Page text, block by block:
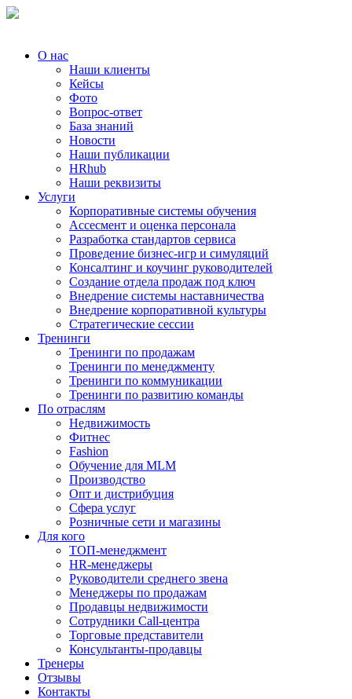
О нас
Наши клиенты
Кейсы
Фото
Вопрос-ответ
База знаний
Новости
Наши публикации
HRhub
Наши реквизиты
Услуги
Корпоративные системы обучения
Ассесмент и оценка персонала
Разработка стандартов сервиса
Проведение бизнес-игр и симуляций
Консалтинг и коучинг руководителей
Создание отдела продаж под ключ
Внедрение системы наставничества
Внедрение корпоративной культуры
Стратегические сессии
Тренинги
Тренинги по продажам
Тренинги по менеджменту
Тренинги по коммуникации
Тренинги по развитию команды
По отраслям
Недвижимость
Фитнес
Fashion
Обучение для MLM
Производство
Опт и дистрибуция
Сфера услуг
Розничные сети и магазины
Для кого
ТОП-менеджмент
HR-менеджеры
Руководители среднего звена
Менеджеры по продажам
Продавцы недвижимости
Сотрудники Call-центра
Торговые представители
Консультанты-продавцы
Тренеры
Отзывы
Контакты